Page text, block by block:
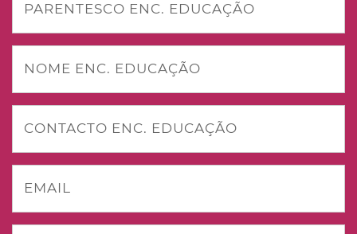
PARENTESCO ENC. EDUCAÇÃO
NOME ENC. EDUCAÇÃO
CONTACTO ENC. EDUCAÇÃO
EMAIL